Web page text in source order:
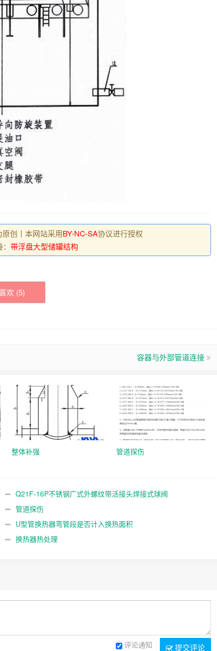
创丨本网站采用BY-NC-SA协议进行授权
带浮盘大型储罐结构
欢 (5)
容器与外部管道连接
整体补强 管道探伤
Q21F-16P不锈钢广式外螺纹带活接头焊接式球阀
管道探伤
U型管换热器弯管段是否计入换热面积
换热器热处理
提交评论
评论通知